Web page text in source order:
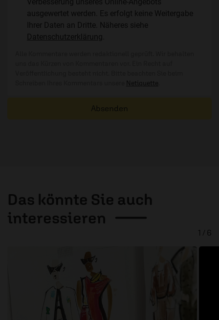
Verbesserung unseres Online-Angebots
ausgewertet werden. Es erfolgt keine Weitergabe
Ihrer Daten an Dritte. Näheres siehe
Datenschutzerklärung
Netiquette
Absenden
Das könnte Sie auch
interessieren
1 / 6